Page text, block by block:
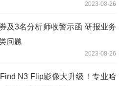
2023-08-26
及3名分析师收警示函 研报业务
问题
2023-08-26
N3 Flip影像大升级！专业哈